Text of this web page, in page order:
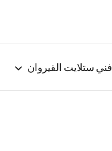
فني ستلايت القيروان